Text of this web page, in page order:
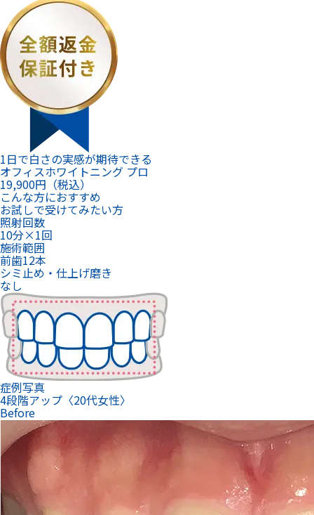
1日で白さの実感が期待できる
オフィスホワイトニング プロ
19,900円（税込）
こんな方におすすめ
お試しで受けてみたい方
照射回数
10分×1回
施術範囲
前歯12本
シミ止め・仕上げ磨き
なし
症例写真
4段階アップ〈20代女性〉
Before